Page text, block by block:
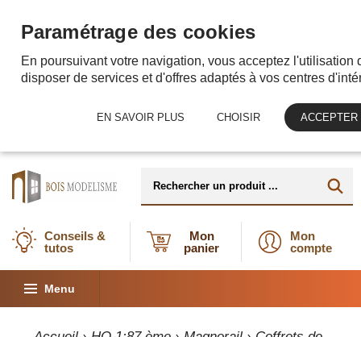
Conseils &
tutos
Mon
panier
Mon
compte
Menu
Paramétrage des cookies
En poursuivant votre navigation, vous acceptez l'utilisation
disposer de services et d'offres adaptés à vos centres
EN SAVOIR PLUS CHOISIR ACCEPTER